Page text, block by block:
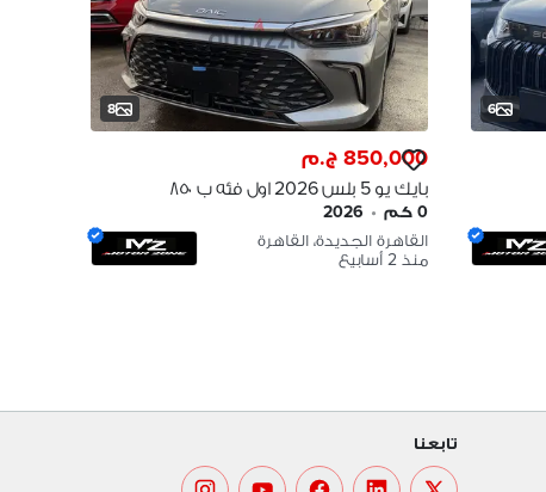
6
8
850,000 ج.م
بايك يو 5 بلس 2026 اول فئه ب ٨٥٠
الف BAIC U5 Plus2026
0 كم •
2026
القاهرة الجديدة، القاهرة
منذ 2 أسابيع
تابعنا